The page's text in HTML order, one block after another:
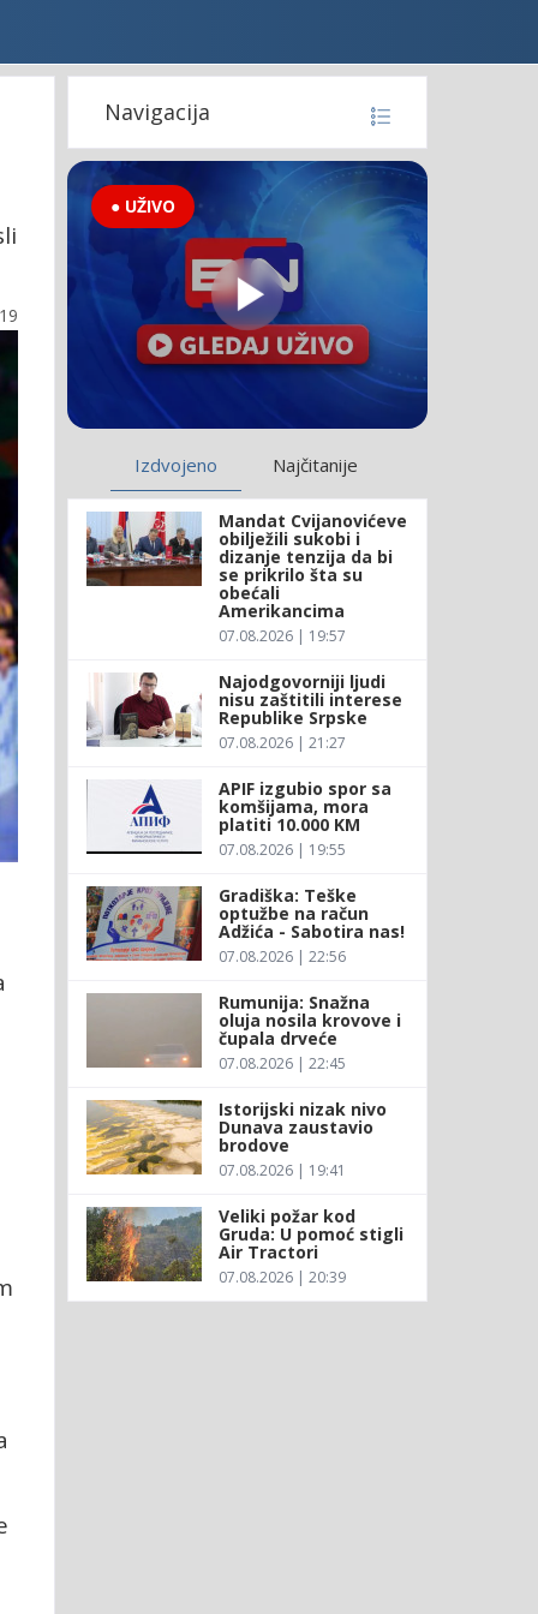
Navigacija
● UŽIVO
Izdvojeno Najčitanije
Mandat Cvijanovićeve
obilježili sukobi i
dizanje tenzija da bi
se prikrilo šta su
obećali
Amerikancima
07.08.2026 | 19:57
Najodgovorniji ljudi
nisu zaštitili interese
Republike Srpske
07.08.2026 | 21:27
APIF izgubio spor sa
komšijama, mora
platiti 10.000 KM
07.08.2026 | 19:55
Gradiška: Teške
optužbe na račun
Adžića - Sabotira nas!
07.08.2026 | 22:56
Rumunija: Snažna
oluja nosila krovove i
čupala drveće
07.08.2026 | 22:45
Istorijski nizak nivo
Dunava zaustavio
brodove
07.08.2026 | 19:41
Veliki požar kod
Gruda: U pomoć stigli
Air Tractori
07.08.2026 | 20:39